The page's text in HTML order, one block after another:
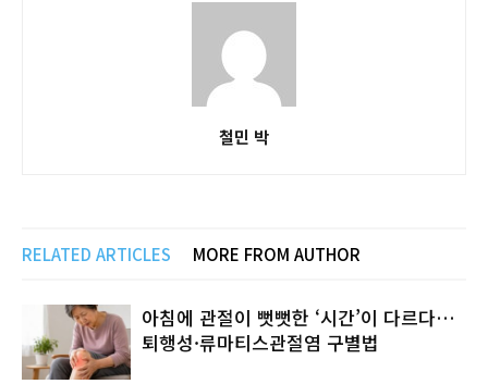
철민 박
RELATED ARTICLES MORE FROM AUTHOR
아침에 관절이 뻣뻣한 ‘시간’이 다르다…
퇴행성·류마티스관절염 구별법